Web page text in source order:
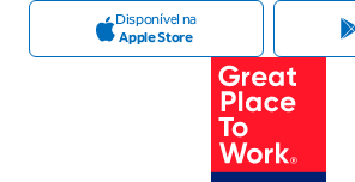
Disponível na
Apple Store